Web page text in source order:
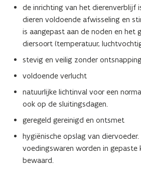
de inrichting van het dierenverblijf
dieren voldoende afwisseling en
is aangepast aan de noden en het
diersoort (temperatuur,
stevig en veilig zonder
voldoende verlucht
natuurlijke lichtinval voor een
ook op de sluitingsdagen.
geregeld gereinigd en ontsmet
hygiënische opslag van
voedingswaren worden in gepaste
bewaard.